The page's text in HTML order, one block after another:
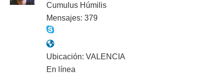
Cumulus Húmilis
Mensajes: 379
Ubicación: VALENCIA
En línea